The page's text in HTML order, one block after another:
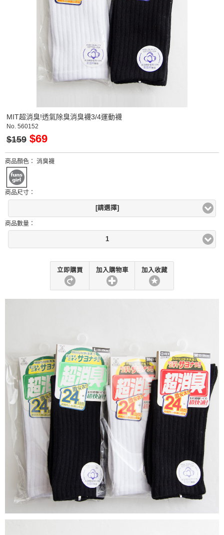
MIT超消臭!透氣除臭消臭襪3/4運動襪
No. 560152
$159 $69
商品顏色： 消臭襪
商品尺寸：
[請選擇]
商品數量：
1
立即購買 加入購物車 加入收藏